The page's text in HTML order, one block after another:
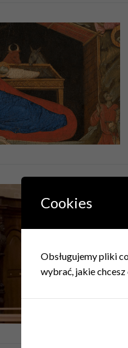
Cookies
Obsługujemy pliki
wybrać, jakie